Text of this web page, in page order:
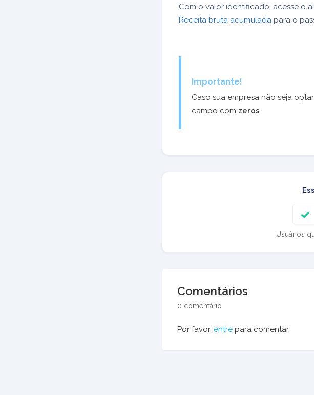
Com o valor identificado, acesse o
Receita bruta acumulada para o
Importante!
Caso sua empresa não seja
campo com zeros.
Usuários
Comentários
0 comentário
Por favor, entre para comentar.